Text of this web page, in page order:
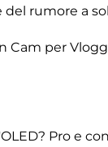
del rumore a
Cam per
Pro e